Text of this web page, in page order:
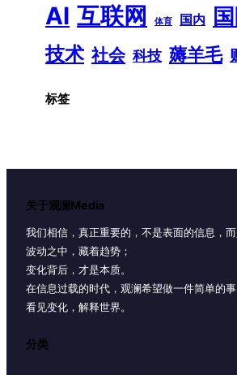
AI 互联网 体育 国内
技术 社会 科技 薅羊毛
标签
关于观澜Media
我们相信，真正重要的，不是表面的信息，而
波动之中，藏着趋势；
变化背后，才是本质。
在信息过载的时代，观澜希望做一件简单的事
看见变化，解释世界。
分类